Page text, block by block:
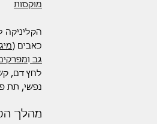
מוקסות
הקליניקה
כאבים (
גב ו
לחץ דם,
נפשי, תת
מהלך